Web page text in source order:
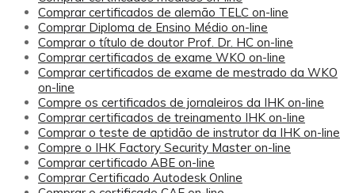
Comprar certificados de alemão TELC on-line
Comprar Diploma de Ensino Médio on-line
Comprar o título de doutor Prof. Dr. HC on-line
Comprar certificados de exame WKO on-line
Comprar certificados de exame de mestrado da WKO
on-line
Compre os certificados de jornaleiros da IHK on-line
Comprar certificados de treinamento IHK on-line
Comprar o teste de aptidão de instrutor da IHK on-line
Compre o IHK Factory Security Master on-line
Comprar certificado ABE on-line
Comprar Certificado Autodesk Online